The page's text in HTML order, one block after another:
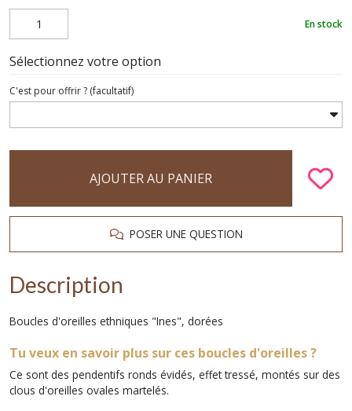
En stock
Sélectionnez votre option
C'est pour offrir ? (facultatif)
AJOUTER AU PANIER
POSER UNE QUESTION
Description
Boucles d'oreilles ethniques "Ines", dorées
Tu veux en savoir plus sur ces boucles d'oreilles ?
Ce sont des pendentifs ronds évidés, effet tressé, montés sur des
clous d'oreilles ovales martelés.